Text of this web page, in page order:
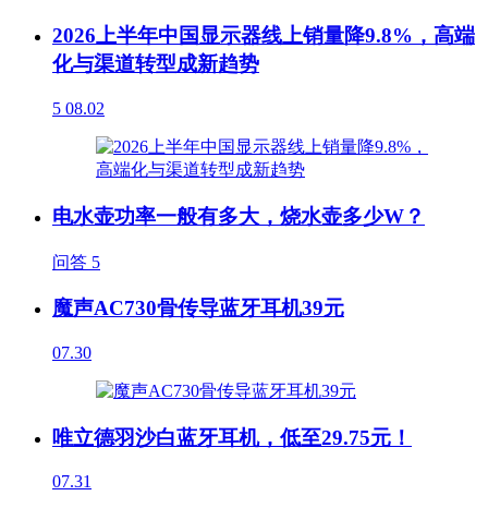
2026上半年中国显示器线上销量降9.8%，高端
化与渠道转型成新趋势
5 08.02
电水壶功率一般有多大，烧水壶多少W？
问答 5
魔声AC730骨传导蓝牙耳机39元
07.30
唯立德羽沙白蓝牙耳机，低至29.75元！
07.31